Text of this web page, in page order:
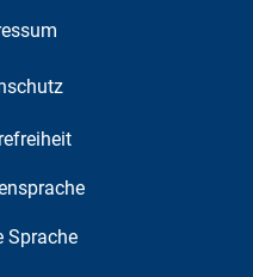
Sprache